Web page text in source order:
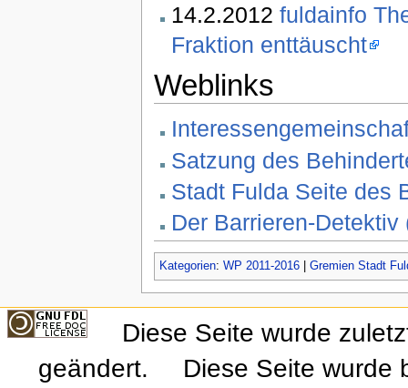
14.2.2012 fuldainfo
Fraktion enttäuscht
Weblinks
Satzung des
Stadt Fulda Seite des
Der Barrieren-
Kategorien: WP 2011-2016| Gremien Stadt
Diese Seite wurde
geändert.
Diese Seite wurde